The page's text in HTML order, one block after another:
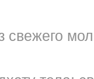
свежего